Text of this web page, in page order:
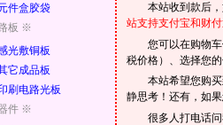
件盒胶袋
板 ※
光敷铜板
它成品板
刷电路光板
件 ※
本站收到款后
站支持支付宝和财
您可以在购物
税价格）、选择您
本站希望您购
静思考！还有，如
很多人打电话